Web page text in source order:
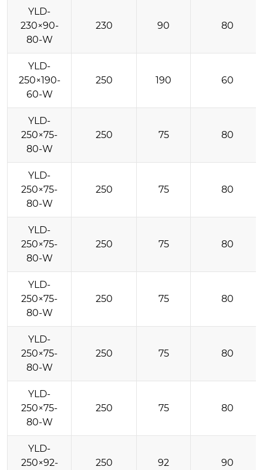
YLD-
230×90-
80-W
230 90 80
YLD-
250×190-
60-W
250 190 60
YLD-
250×75-
80-W
250 75 80
YLD-
250×75-
80-W
250 75 80
YLD-
250×75-
80-W
250 75 80
YLD-
250×75-
80-W
250 75 80
YLD-
250×75-
80-W
250 75 80
YLD-
250×75-
80-W
250 75 80
YLD-
250×92-
250 92 90